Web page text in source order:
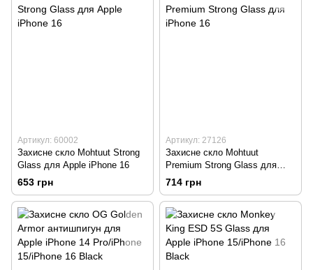
Артикул: 60002
Захисне скло Mohtuut Strong
Glass для Apple iPhone 16
653 грн
Артикул: 27126
Захисне скло Mohtuut
Premium Strong Glass для
iPhone 16
714 грн